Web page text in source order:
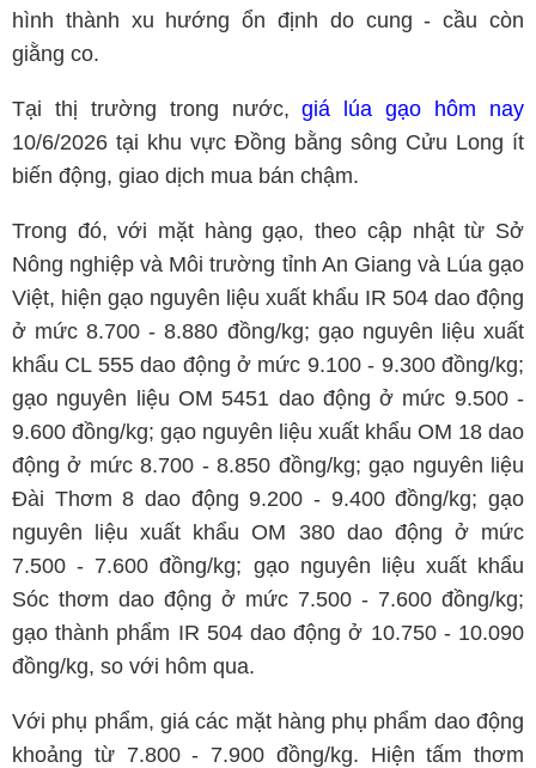
hình thành xu hướng ổn định do cung - cầu còn
giằng co.
Tại thị trường trong nước,giá lúa gạo hôm nay
10/6/2026 tại khu vực Đồng bằng sông Cửu Long ít
biến động, giao dịch mua bán chậm.
Trong đó, với mặt hàng gạo, theo cập nhật từ Sở
Nông nghiệp và Môi trường tỉnh An Giang và Lúa gạo
Việt, hiện gạo nguyên liệu xuất khẩu IR 504 dao động
ở mức 8.700 - 8.880 đồng/kg; gạo nguyên liệu xuất
khẩu CL 555 dao động ở mức 9.100 - 9.300 đồng/kg;
gạo nguyên liệu OM 5451 dao động ở mức 9.500 -
9.600 đồng/kg; gạo nguyên liệu xuất khẩu OM 18 dao
động ở mức 8.700 - 8.850 đồng/kg; gạo nguyên liệu
Đài Thơm 8 dao động 9.200 - 9.400 đồng/kg; gạo
nguyên liệu xuất khẩu OM 380 dao động ở mức
7.500 - 7.600 đồng/kg; gạo nguyên liệu xuất khẩu
Sóc thơm dao động ở mức 7.500 - 7.600 đồng/kg;
gạo thành phẩm IR 504 dao động ở 10.750 - 10.090
đồng/kg, so với hôm qua.
Với phụ phẩm, giá các mặt hàng phụ phẩm dao động
khoảng từ 7.800 - 7.900 đồng/kg. Hiện tấm thơm